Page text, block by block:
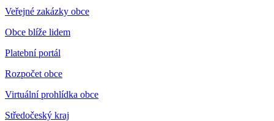
Veřejné zakázky obce
Obce blíže lidem
Platební portál
Rozpočet obce
Virtuální prohlídka obce
Středočeský kraj